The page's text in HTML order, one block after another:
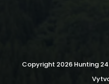
Copyright 2026 Hunting 24